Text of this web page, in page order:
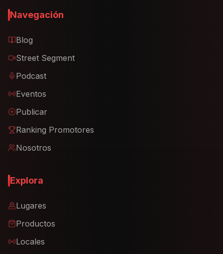
Navegación
Blog
Street Segment
Podcast
Eventos
Publicar
Ranking Promotores
Nosotros
Explora
Lugares
Productos
Locales